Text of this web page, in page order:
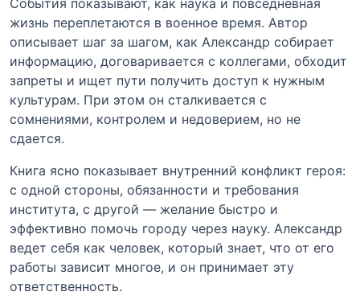
События показывают, как наука и повседневная
жизнь переплетаются в военное время. Автор
описывает шаг за шагом, как Александр собирает
информацию, договаривается с коллегами, обходит
запреты и ищет пути получить доступ к нужным
культурам. При этом он сталкивается с
сомнениями, контролем и недоверием, но не
сдается.
Книга ясно показывает внутренний конфликт героя:
с одной стороны, обязанности и требования
института, с другой — желание быстро и
эффективно помочь городу через науку. Александр
ведет себя как человек, который знает, что от его
работы зависит многое, и он принимает эту
ответственность.